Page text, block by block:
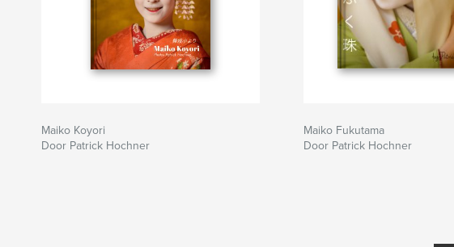
Maiko Koyori
Door Patrick Hochner
Maiko Fukutama
Door Patrick Hochner